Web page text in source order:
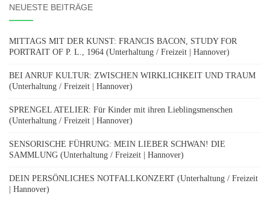
NEUESTE BEITRÄGE
MITTAGS MIT DER KUNST: FRANCIS BACON, STUDY FOR
PORTRAIT OF P. L., 1964 (Unterhaltung / Freizeit | Hannover)
BEI ANRUF KULTUR: ZWISCHEN WIRKLICHKEIT UND TRAUM
(Unterhaltung / Freizeit | Hannover)
SPRENGEL ATELIER: Für Kinder mit ihren Lieblingsmenschen
(Unterhaltung / Freizeit | Hannover)
SENSORISCHE FÜHRUNG: MEIN LIEBER SCHWAN! DIE
SAMMLUNG (Unterhaltung / Freizeit | Hannover)
DEIN PERSÖNLICHES NOTFALLKONZERT (Unterhaltung / Freizeit
| Hannover)